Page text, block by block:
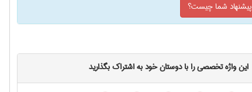
پیشنهاد شما چیست؟
این واژه تخصصی را با دوستان خود به اشتراک بگذارید